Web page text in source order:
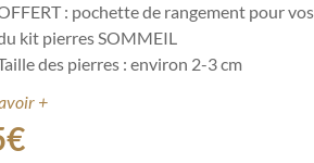
: pochette de rangement pour
kit pierres SOMMEIL
des pierres : environ 2-3 cm
+
€